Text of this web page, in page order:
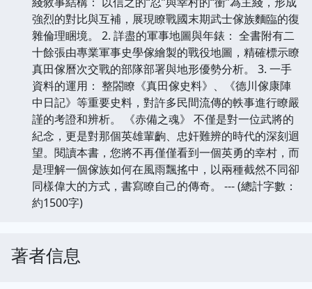
強烈的對比與互補，展現瞭戰國末期武士傢族麵臨的復
雜倫理睏境。 2. 詳盡的軍事地圖與年錶： 全書附有二
十餘張由專業軍事史學傢繪製的戰役地圖，精確標示瞭
真田傢曆次交戰的部隊部署與地形優勢分析。 3. 一手
資料的運用： 整閤瞭《真田傢史料》、《德川傢康陣
中日記》等重要史料，對許多民間流傳的軼事進行瞭嚴
謹的考證和辨析。 《赤備之魂》 不僅是對一位武將的
紀念，更是對那個英雄輩齣、忠奸難辨的時代的深刻迴
望。閱讀本書，您將不再僅僅看到一個英勇的幸村，而
是理解一個傢族如何在風雨飄搖中，以兩種截然不同卻
同樣偉大的方式，書寫瞭自己的傳奇。 --- (總計字數：
約1500字)
著者信息